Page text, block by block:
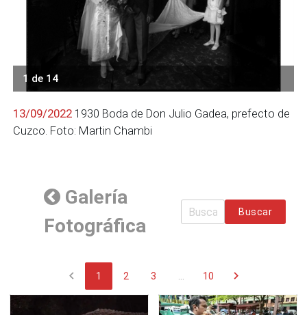
1 de 14
13/09/2022 1930 Boda de Don Julio Gadea, prefecto de
Cuzco. Foto: Martin Chambi
Galería
Fotográfica
Buscar
chevron_left 1 2 3 ... 10 chevron_right